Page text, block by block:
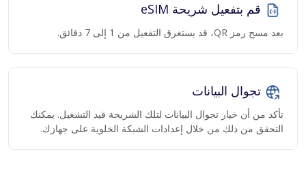
قم بتفعيل شريحة eSIM
بعد مسح رمز QR، قد يستغرق التفعيل من 1 إلى 7 دقائق.
تجوال البيانات
تأكد من أن خيار تجوال البيانات لتلك الشريحة قيد التشغيل. يمكنك
التحقق من ذلك من خلال إعدادات الشبكة الخلوية على جهازك.